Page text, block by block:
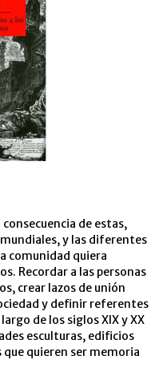
de estas,
y las diferentes
comunidad quiera
Recordar a las personas
crear lazos de unión
y definir referentes
de los siglos XIX y XX
esculturas, edificios
quieren ser memoria